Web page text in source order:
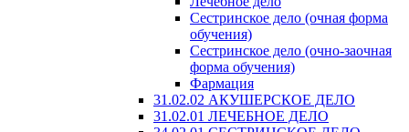
Сестринское дело (очная форма
обучения)
Сестринское дело (очно-заочная
форма обучения)
Фармация
31.02.02 АКУШЕРСКОЕ ДЕЛО
31.02.01 ЛЕЧЕБНОЕ ДЕЛО